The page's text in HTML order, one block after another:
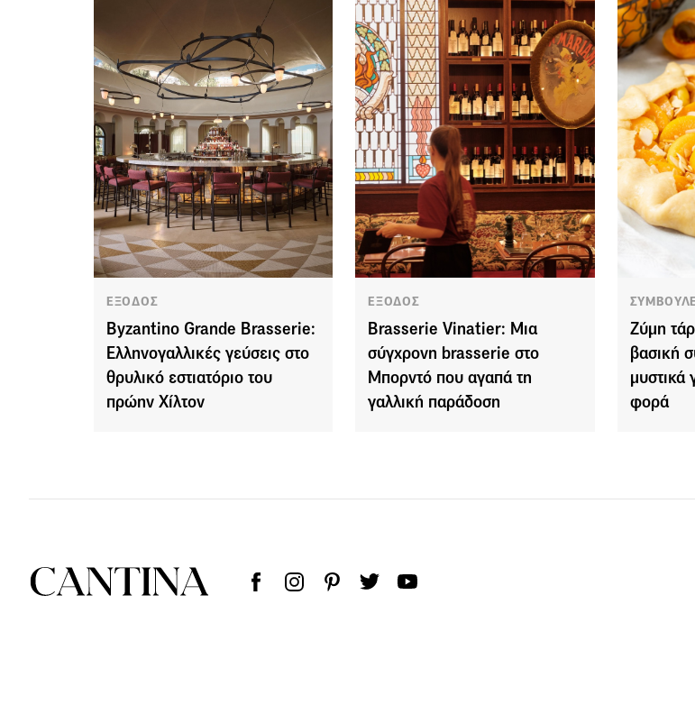
ΕΞΟΔΟΣ
Byzantino Grande Brasserie:
Ελληνογαλλικές γεύσεις στο
θρυλικό εστιατόριο του
πρώην Χίλτον
ΕΞΟΔΟΣ
Brasserie Vinatier: Μια
σύγχρονη brasserie στο
Μπορντό που αγαπά τη
γαλλική παράδοση
Ζύμη
βασική
μυστικά
φορά